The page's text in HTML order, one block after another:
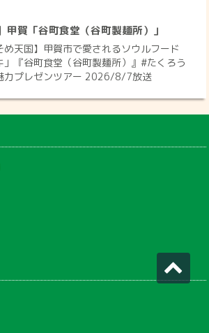
甲賀「谷町食堂（谷町製麺所）」
め天国】甲賀市で愛されるソウルフード
」『谷町食堂（谷町製麺所）』#たくろう
力プレゼンツアー 2026/8/7放送